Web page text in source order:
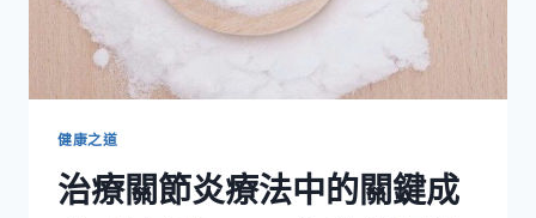
健康之道
治療關節炎療法中的關鍵成